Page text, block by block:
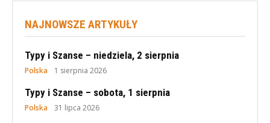
NAJNOWSZE ARTYKUŁY
Typy i Szanse – niedziela, 2 sierpnia
Polska 1 sierpnia 2026
Typy i Szanse – sobota, 1 sierpnia
Polska 31 lipca 2026